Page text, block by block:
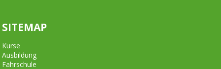
SITEMAP
Kurse
Ausbildung
Fahrschule